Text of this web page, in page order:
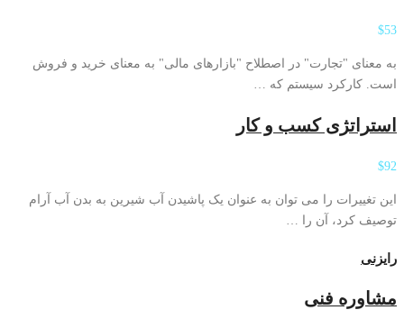
$53
به معنای "تجارت" در اصطلاح "بازارهای مالی" به معنای خرید و فروش
است. کارکرد سیستم که …
استراتژی کسب و کار
$92
این تغییرات را می توان به عنوان یک پاشیدن آب شیرین به بدن آب آرام
توصیف کرد، آن را …
رایزنی
مشاوره فنی